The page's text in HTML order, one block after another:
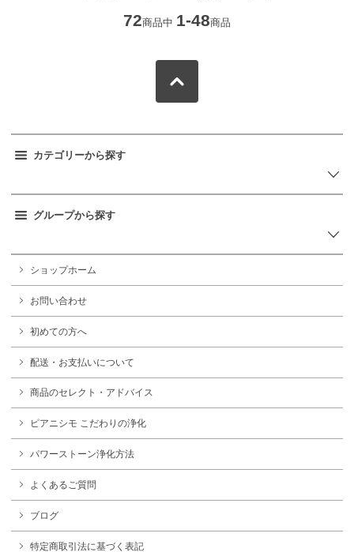
72商品中 1-48商品
カテゴリーから探す
グループから探す
ショップホーム
お問い合わせ
初めての方へ
配送・お支払いについて
商品のセレクト・アドバイス
ピアニシモ こだわりの浄化
パワーストーン浄化方法
よくあるご質問
ブログ
特定商取引法に基づく表記